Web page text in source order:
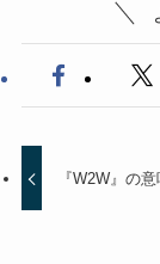
『W2W』の